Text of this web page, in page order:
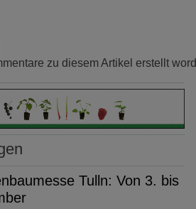
zu diesem Artikel erstellt
Tulln: Von 3. bis